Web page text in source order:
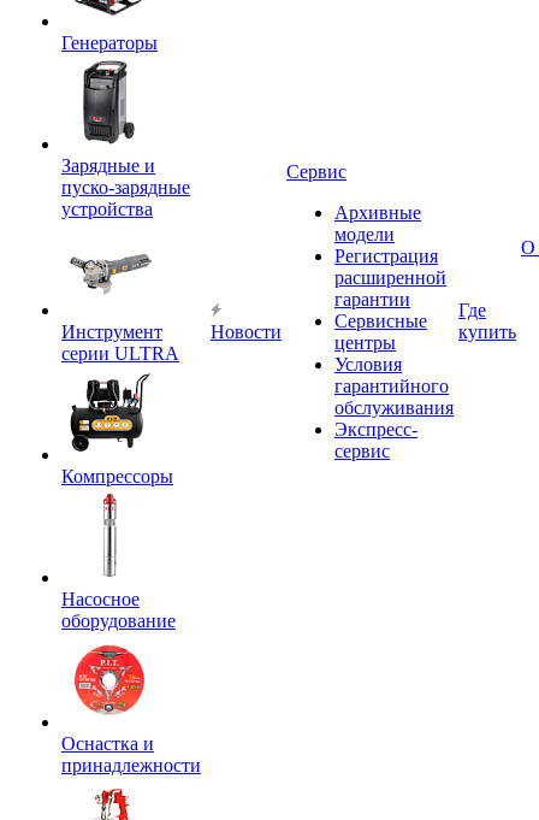
Генераторы
Зарядные и
пуско-зарядные
устройства
Инструмент
серии ULTRA
Компрессоры
Насосное
оборудование
Оснастка и
принадлежности
Новости
Сервис
Архивные
модели
Регистрация
расширенной
гарантии
Сервисные
центры
Условия
гарантийного
обслуживания
Экспресс-
сервис
Где
купить
О